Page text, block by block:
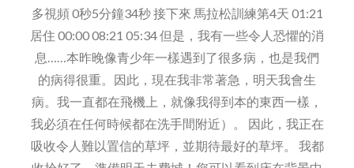
多視頻 0秒5分鐘34秒 接下來 馬拉松訓練第4天 01:21
居住 00:00 08:21 05:34 但是，我有一些令人恐懼的消
息……本昨晚像青少年一樣遇到了很多病，也是我們
的病得很重。因此，現在我非常著急，明天我會生
病。我一直都在飛機上，就像我得到本的東西一樣，
我必須在任何時候都在洗手間附近）。 因此，我正在
吸收令人難以置信的草坪，並期待最好的草坪。 我都